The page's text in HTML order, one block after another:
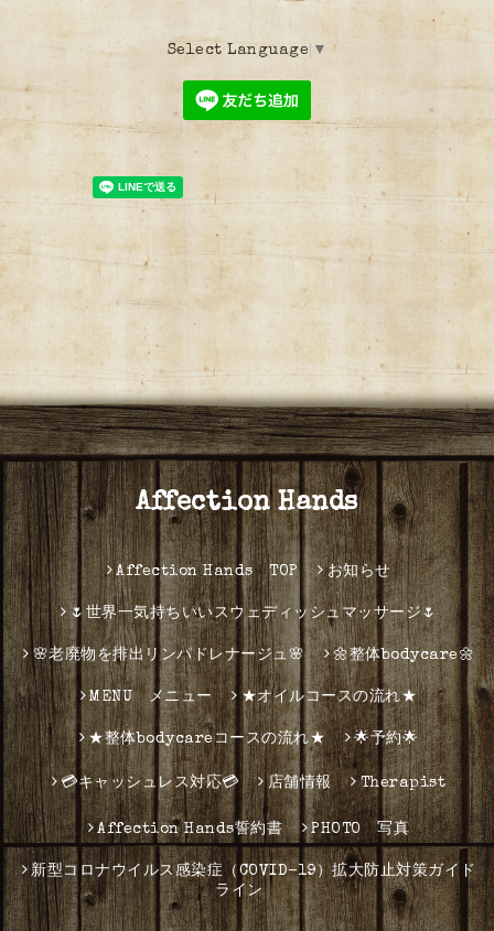
Select Language ▼
Affection Hands
Affection Hands TOP お知らせ
🌷世界一気持ちいいスウェディッシュマッサージ🌷
🌸老廃物を排出リンパドレナージュ🌸 🌼整体bodycare🌼
MENU メニュー ★オイルコースの流れ★
★整体bodycareコースの流れ★ 🌟予約🌟
💳キャッシュレス対応💳 店舗情報 Therapist
Affection Hands誓約書 PHOTO 写真
新型コロナウイルス感染症（COVID-19）拡大防止対策ガイド
ライン